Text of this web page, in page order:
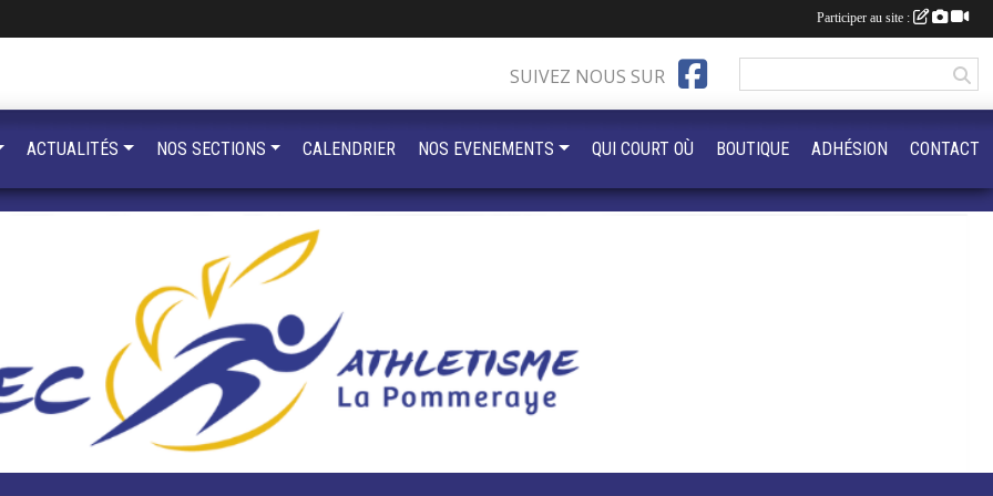
SUIVEZ NOUS SUR
ACTUALITÉS NOS SECTIONS CALENDRIER NOS EVENEMENTS QUI COURT OÙ BOUTIQUE ADHÉSION CONTACT
Participer au site :